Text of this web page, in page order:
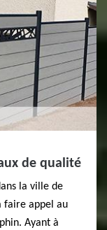
de qualité
la ville de
faire appel au
Ayant à